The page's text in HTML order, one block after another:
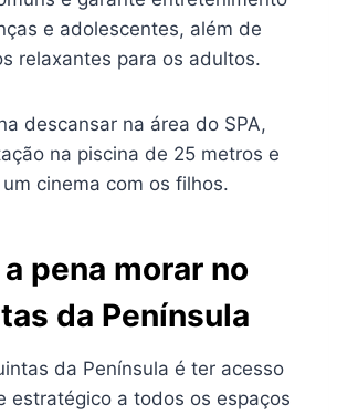
e adolescentes, além de
relaxantes para os adultos.
descansar na área do SPA,
na piscina de 25 metros e
cinema com os filhos.
pena morar no
da Península
da Península é ter acesso
estratégico a todos os espaços